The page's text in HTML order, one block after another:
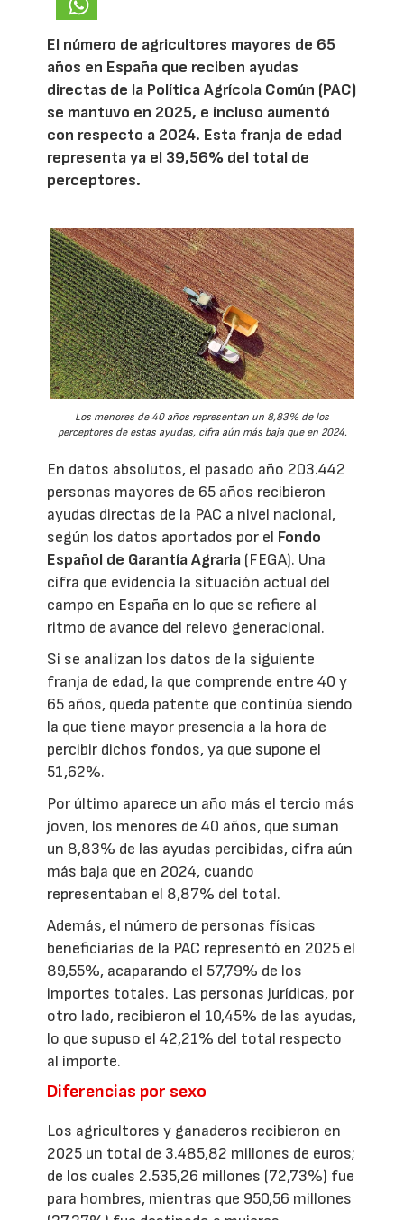
El número de agricultores mayores de 65
años en España que reciben ayudas
directas de la Política Agrícola Común (PAC)
se mantuvo en 2025, e incluso aumentó
con respecto a 2024. Esta franja de edad
representa ya el 39,56% del total de
perceptores.
Los menores de 40 años representan un 8,83% de los
perceptores de estas ayudas, cifra aún más baja que en 2024.
En datos absolutos, el pasado año 203.442
personas mayores de 65 años recibieron
ayudas directas de la PAC a nivel nacional,
según los datos aportados por el Fondo
Español de Garantía Agraria (FEGA). Una
cifra que evidencia la situación actual del
campo en España en lo que se refiere al
ritmo de avance del relevo generacional.
Si se analizan los datos de la siguiente
franja de edad, la que comprende entre 40 y
65 años, queda patente que continúa siendo
la que tiene mayor presencia a la hora de
percibir dichos fondos, ya que supone el
51,62%.
Por último aparece un año más el tercio más
joven, los menores de 40 años, que suman
un 8,83% de las ayudas percibidas, cifra aún
más baja que en 2024, cuando
representaban el 8,87% del total.
Además, el número de personas físicas
beneficiarias de la PAC representó en 2025 el
89,55%, acaparando el 57,79% de los
importes totales. Las personas jurídicas, por
otro lado, recibieron el 10,45% de las ayudas,
lo que supuso el 42,21% del total respecto
al importe.
Diferencias por sexo
Los agricultores y ganaderos recibieron en
2025 un total de 3.485,82 millones de euros;
de los cuales 2.535,26 millones (72,73%) fue
para hombres, mientras que 950,56 millones